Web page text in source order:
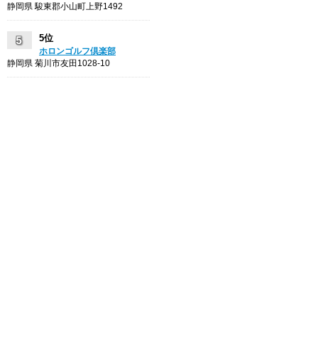
静岡県 駿東郡小山町上野1492
5位
ホロンゴルフ倶楽部
静岡県 菊川市友田1028-10